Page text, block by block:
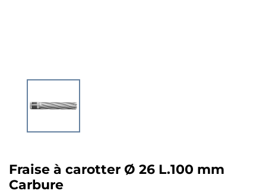
Fraise à carotter Ø 26 L.100 mm
Carbure